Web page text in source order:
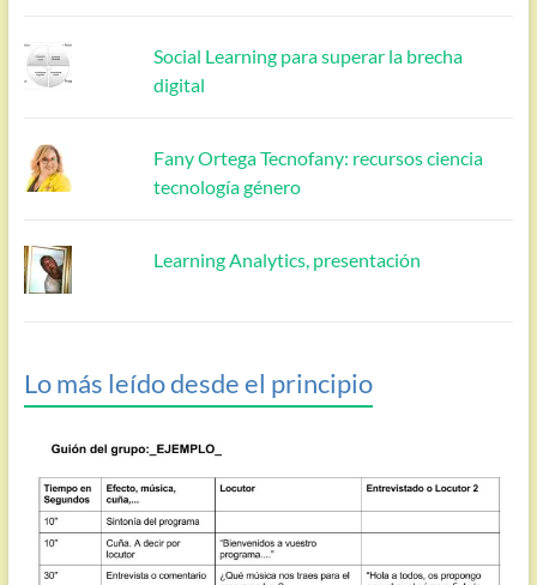
Social Learning para superar la brecha
digital
Fany Ortega Tecnofany: recursos ciencia
tecnología género
Learning Analytics, presentación
Lo más leído desde el principio